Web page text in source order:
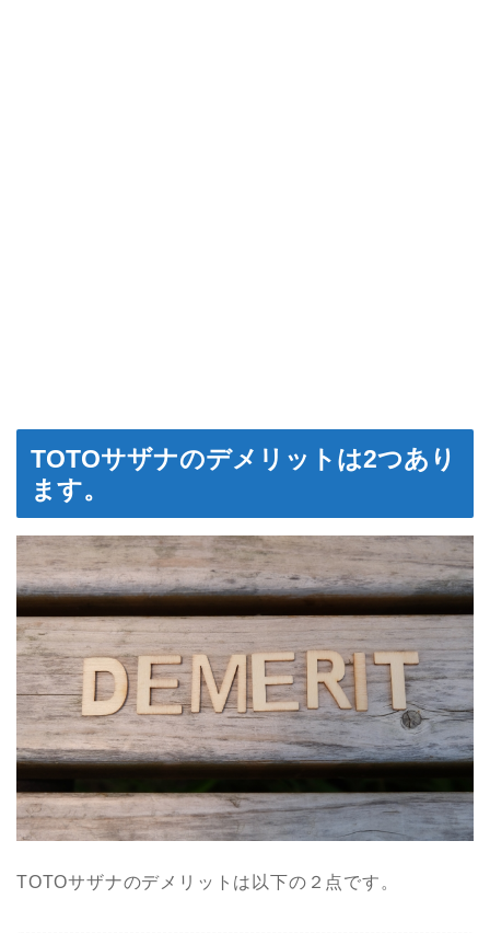
TOTOサザナのデメリットは2つあり
ます。
TOTOサザナのデメリットは以下の２点です。